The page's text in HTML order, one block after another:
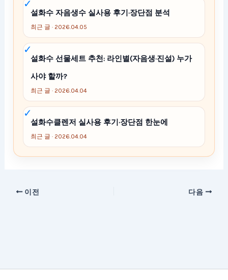
설화수 자음생수 실사용 후기·장단점 분석
최근 글 · 2026.04.05
설화수 선물세트 추천: 라인별(자음생·진설) 누가
사야 할까?
최근 글 · 2026.04.04
설화수클렌저 실사용 후기·장단점 한눈에
최근 글 · 2026.04.04
이전 다음